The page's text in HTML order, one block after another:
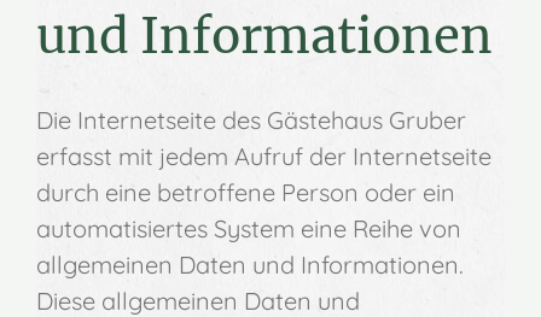
und Informationen
Die Internetseite des Gästehaus Gruber
erfasst mit jedem Aufruf der Internetseite
durch eine betroffene Person oder ein
automatisiertes System eine Reihe von
allgemeinen Daten und Informationen.
Diese allgemeinen Daten und